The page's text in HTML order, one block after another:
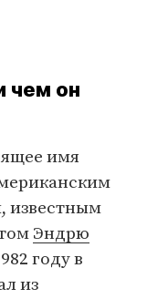
чем он
имя
известным
Эндрю
году в
из